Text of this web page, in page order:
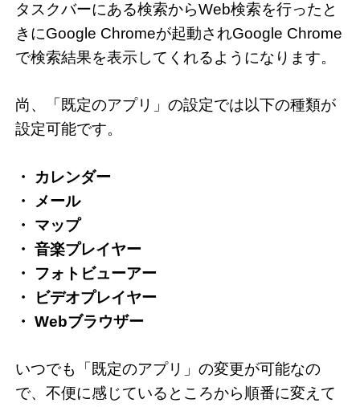
タスクバーにある検索からWeb検索を行ったと
きにGoogle Chromeが起動されGoogle Chrome
で検索結果を表示してくれるようになります。
尚、「既定のアプリ」の設定では以下の種類が
設定可能です。
・ カレンダー
・ メール
・ マップ
・ 音楽プレイヤー
・ フォトビューアー
・ ビデオプレイヤー
・ Webブラウザー
いつでも「既定のアプリ」の変更が可能なの
で、不便に感じているところから順番に変えて